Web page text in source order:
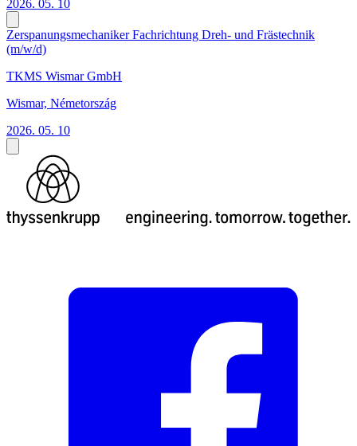
2026. 05. 10
Zerspanungsmechaniker Fachrichtung Dreh- und Frästechnik
(m/w/d)
TKMS Wismar GmbH
Wismar, Németország
2026. 05. 10